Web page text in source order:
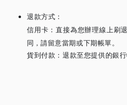
退款方式：
信用卡：直接為您辦理線上刷
同， 請留意當期或下期帳單。
貨到付款：退款至您提供的銀行